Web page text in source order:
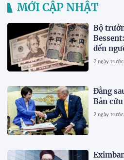
MỚI CẬP NHẬT
Bộ
đến
2 ngày trước
Đằng
Bản
2 ngày trước